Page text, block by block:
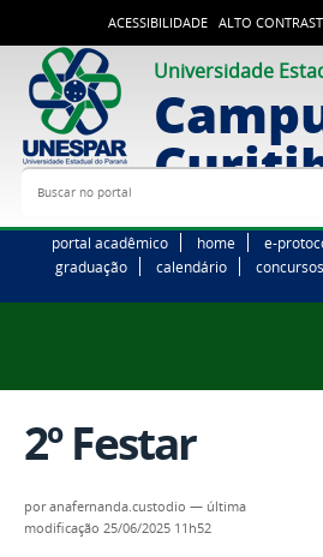
ACESSIBILIDADE ALTO
Universidade
Buscar no portal
portal acadêmico home e-
graduação
calendário concursos
2º Festar
poranafernanda.custodio — última
modificação 25/06/2025 11h52